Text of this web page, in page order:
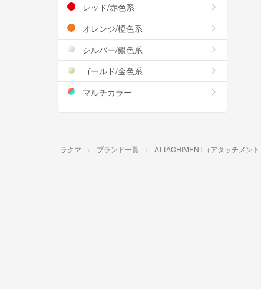
レッド/赤色系
オレンジ/橙色系
シルバー/銀色系
ゴールド/金色系
マルチカラー
ラクマ ブランド一覧 ATTACHIMENT（アタッチメント